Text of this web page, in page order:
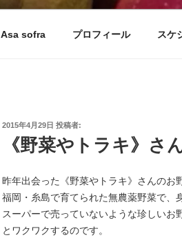
Asa sofra プロフィール スケ
投
2015年4月29日 投稿者:
《野菜やトラキ》
昨年出会った《野菜やトラキ》さんのお
福岡・糸島で育てられた無農薬野菜で
スーパーで売っていないような珍しいお
とワクワクするのです。